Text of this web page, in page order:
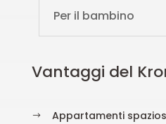
Per il bambino
Vantaggi del
$ Appartamenti